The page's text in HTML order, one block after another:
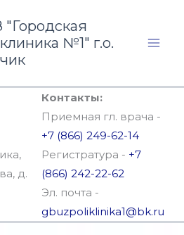
"Городская
№1" г.о.
д.
Контакты:
Приемная гл. врача -
+7 (866) 249-62-14
Регистратура - +7
(866) 242-22-62
Эл. почта -
gbuzpoliklinika1@bk.ru